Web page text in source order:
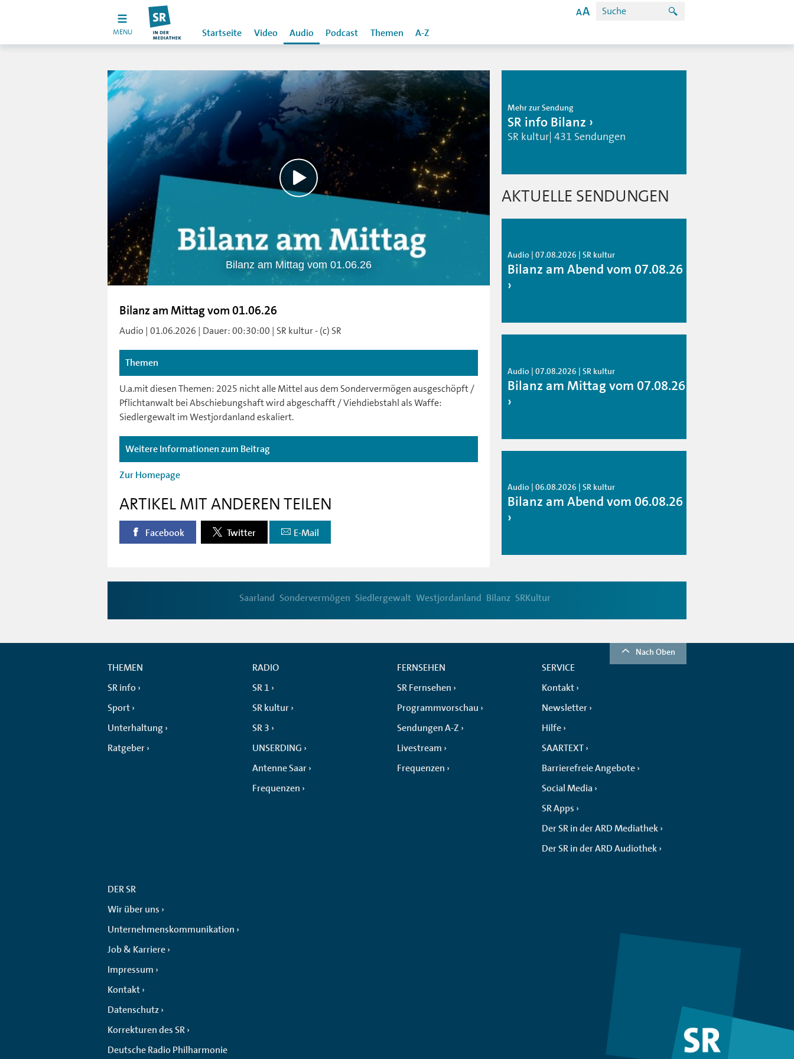
MENU Startseite Video Audio Podcast Themen A-Z
Bilanz am Mittag vom 01.06.26
Bilanz am Mittag vom 01.06.26
Audio | 01.06.2026 | Dauer: 00:30:00 | SR kultur - (c) SR
Themen
U.a.mit diesen Themen: 2025 nicht alle Mittel aus dem Sondervermögen ausgeschöpft /
Pflichtanwalt bei Abschiebungshaft wird abgeschafft / Viehdiebstahl als Waffe:
Siedlergewalt im Westjordanland eskaliert.
Weitere Informationen zum Beitrag
Zur Homepage
ARTIKEL MIT ANDEREN TEILEN
Facebook Twitter E-Mail
Mehr zur Sendung
SR info Bilanz
SR kultur| 431 Sendungen
AKTUELLE SENDUNGEN
Audio | 07.08.2026 | SR kultur
Bilanz am Abend vom 07.08.26
Audio | 07.08.2026 | SR kultur
Bilanz am Mittag vom 07.08.26
Audio | 06.08.2026 | SR kultur
Bilanz am Abend vom 06.08.26
Saarland Sondervermögen Siedlergewalt Westjordanland Bilanz SRKultur
Nach Oben
THEMEN
SR info
Sport
Unterhaltung
Ratgeber
RADIO
SR 1
SR kultur
SR 3
UNSERDING
Antenne Saar
Frequenzen
FERNSEHEN
SR Fernsehen
Programmvorschau
Sendungen A-Z
Livestream
Frequenzen
SERVICE
Kontakt
Newsletter
Hilfe
SAARTEXT
Barrierefreie Angebote
Social Media
SR Apps
Der SR in der ARD Mediathek
Der SR in der ARD Audiothek
DER SR
Wir über uns
Unternehmenskommunikation
Job & Karriere
Impressum
Kontakt
Datenschutz
Korrekturen des SR
Deutsche Radio Philharmonie